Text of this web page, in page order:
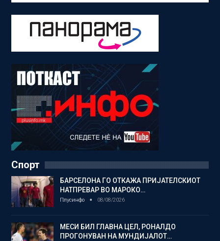
Спорт
БАРСЕЛОНА ГО ОТКАЖА ПРИЈАТЕЛСКИОТ
НАТПРЕВАР ВО МАРОКО…
Плусинфо 08/08/2026
МЕСИ БИЛ ГЛАВНА ЦЕЛ, РОНАЛДО
ПРОГОНУВАН НА МУНДИЈАЛОТ…